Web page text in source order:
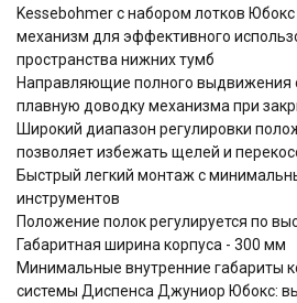
Kessebohmer с набором лотков
механизм для эффективного
пространства нижних тумб
Направляющие полного выдвижения
плавную доводку механизма при
Широкий диапазон регулировки
позволяет избежать щелей и
Быстрый легкий монтаж с
инструментов
Положение полок регулируется по
Габаритная ширина корпуса - 300 мм
Минимальные внутренние габариты
системы Диспенса Джуниор Юбокс: